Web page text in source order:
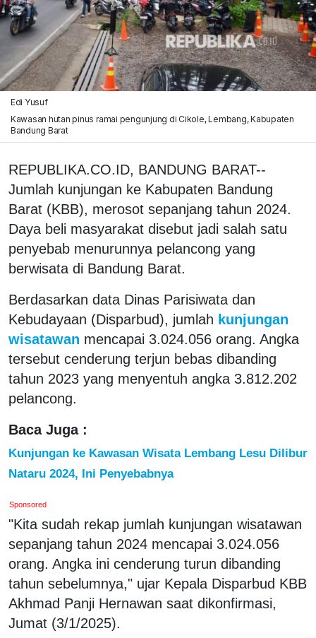
Edi Yusuf
Kawasan hutan pinus ramai pengunjung di Cikole, Lembang, Kabupaten
Bandung Barat
REPUBLIKA.CO.ID, BANDUNG BARAT--
Jumlah kunjungan ke Kabupaten Bandung
Barat (KBB), merosot sepanjang tahun 2024.
Daya beli masyarakat disebut jadi salah satu
penyebab menurunnya pelancong yang
berwisata di Bandung Barat.
Berdasarkan data Dinas Parisiwata dan
Kebudayaan (Disparbud), jumlah kunjungan
wisatawan mencapai 3.024.056 orang. Angka
tersebut cenderung terjun bebas dibanding
tahun 2023 yang menyentuh angka 3.812.202
pelancong.
Baca Juga :
Kunjungan ke Kawasan Wisata Lembang Lesu Dilibur
Nataru 2024, Ini Penyebabnya
Sponsored
"Kita sudah rekap jumlah kunjungan wisatawan
sepanjang tahun 2024 mencapai 3.024.056
orang. Angka ini cenderung turun dibanding
tahun sebelumnya," ujar Kepala Disparbud KBB
Akhmad Panji Hernawan saat dikonfirmasi,
Jumat (3/1/2025).